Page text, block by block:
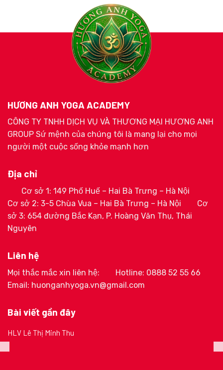
HƯƠNG ANH YOGA ACADEMY
CÔNG TY TNHH DỊCH VỤ VÀ THƯƠNG MẠI HƯƠNG ANH
GROUP Sứ mệnh của chúng tôi là mang lại cho mọi
người một cuộc sống khỏe mạnh hơn
Địa chỉ
Cơ sở 1: 149 Phố Huế – Hai Bà Trưng – Hà Nội
Cơ sở 2: 3-5 Chùa Vua – Hai Bà Trưng – Hà Nội
Cơ
sở 3: 654 đường Bắc Kạn, P. Hoàng Văn Thụ, Thái
Nguyên
Liên hệ
Mọi thắc mắc xin liên hệ:
Hotline: 0888 52 55 66
Email: huonganhyoga.vn@gmail.com
Bài viết gần đây
HLV Lê Thị Minh Thu